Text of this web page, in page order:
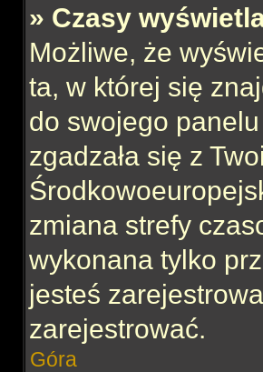
» Czasy
Możliwe, że
ta, w której się
do swojego
zgadzała się z
zmiana strefy
wykonana tylko
jesteś
zarejestrować.
Góra